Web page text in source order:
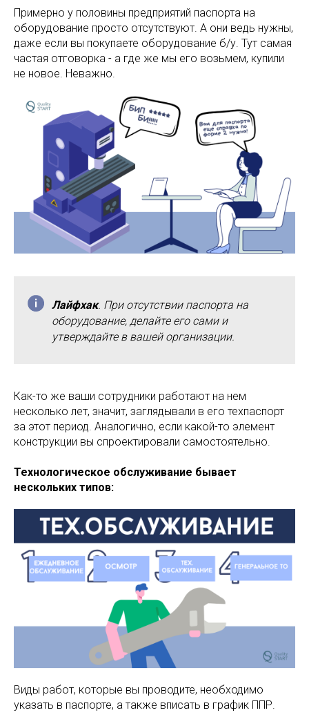
Примерно у половины предприятий паспорта на
оборудование просто отсутствуют. А они ведь нужны,
даже если вы покупаете оборудование б/у. Тут самая
частая отговорка - а где же мы его возьмем, купили
не новое. Неважно.
Лайфхак. При отсутствии паспорта на
оборудование, делайте его сами и
утверждайте в вашей организации.
Как-то же ваши сотрудники работают на нем
несколько лет, значит, заглядывали в его техпаспорт
за этот период. Аналогично, если какой-то элемент
конструкции вы спроектировали самостоятельно.
Технологическое обслуживание бывает
нескольких типов:
Виды работ, которые вы проводите, необходимо
указать в паспорте, а также вписать в график ППР.